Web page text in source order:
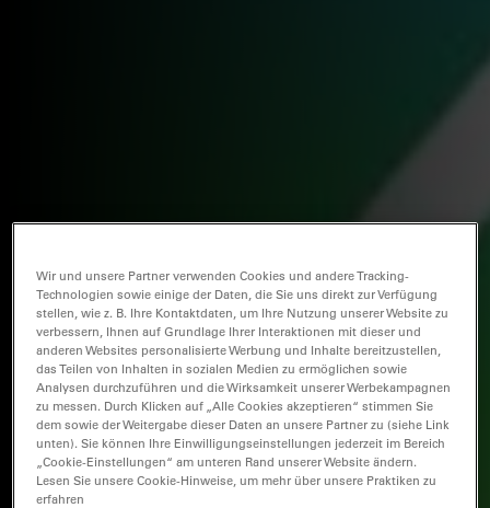
Wir und unsere Partner verwenden Cookies und andere Tracking-
Technologien sowie einige der Daten, die Sie uns direkt zur Verfügung
stellen, wie z. B. Ihre Kontaktdaten, um Ihre Nutzung unserer Website zu
verbessern, Ihnen auf Grundlage Ihrer Interaktionen mit dieser und
anderen Websites personalisierte Werbung und Inhalte bereitzustellen,
das Teilen von Inhalten in sozialen Medien zu ermöglichen sowie
Analysen durchzuführen und die Wirksamkeit unserer Werbekampagnen
zu messen. Durch Klicken auf „Alle Cookies akzeptieren“ stimmen Sie
dem sowie der Weitergabe dieser Daten an unsere Partner zu (siehe Link
unten). Sie können Ihre Einwilligungseinstellungen jederzeit im Bereich
„Cookie-Einstellungen“ am unteren Rand unserer Website ändern.
Lesen Sie unsere Cookie-Hinweise, um mehr über unsere Praktiken zu
erfahren